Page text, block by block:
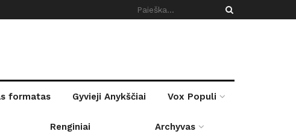
formatas Gyvieji Anykščiai Vox Populi
Renginiai Archyvas